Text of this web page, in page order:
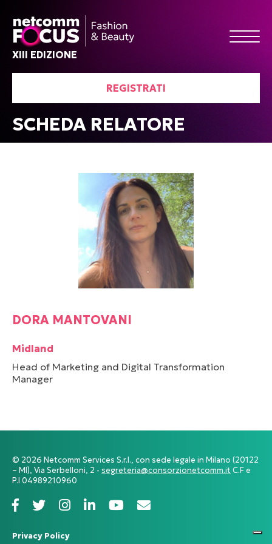
XIII EDIZIONE
REGISTRATI
SCHEDA RELATORE
DORA MANTOVANI
Midland
Head of Marketing and Digital Transformation
Manager
© 2026 Netcomm Services S.r.l., con sede legale in Milano (20122
– MI), Via Serbelloni, 2 - segreteria@consorzionetcomm.it C.F e
P.I 04989210960
Privacy Policy